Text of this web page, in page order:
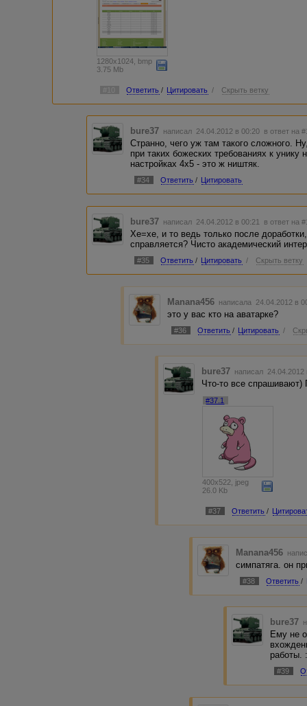
1280x1024, bmp
3.75 Mb
#10 Ответить / Цитировать / Скрыть ветку
bure37 написал 24.04.2012 в 00:20 в ответ на
Странно, чего уж там такого сложного.
при таких божеских требованиях к
настройках 4х5 - это ж ништяк.
#34 Ответить / Цитировать
bure37 написал 24.04.2012 в 00:21 в ответ на
Хе=хе, и то ведь только после
справляется? Чисто академический
#35 Ответить / Цитировать / Скрыть ветку
Manana456 написала 24.04.2012 в
это у вас кто на аватарке?
#36 Ответить / Цитировать /
bure37 написал
Что-то все спрашивают)
#37.1
400x522, jpeg
26.0 Kb
#37 Ответить /
Manana456
симпатяга. он
#38 Ответить /
bure37
Ему не
работы.
#39